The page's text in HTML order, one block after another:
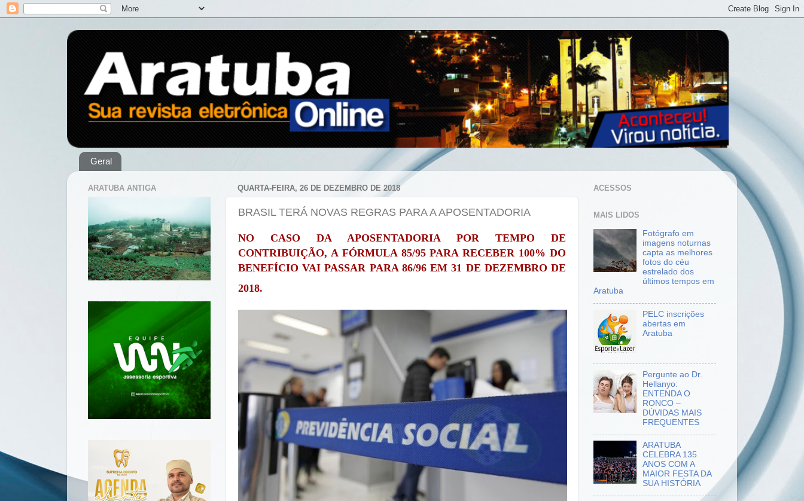
Geral
QUARTA-FEIRA, 26 DE DEZEMBRO DE 2018
BRASIL TERÁ NOVAS REGRAS PARA A APOSENTADORIA
NO CASO DA APOSENTADORIA POR TEMPO DE
CONTRIBUIÇÃO, A FÓRMULA 85/95 PARA RECEBER 100% DO
BENEFÍCIO VAI PASSAR PARA 86/96 EM 31 DE DEZEMBRO DE
2018.
ARATUBA ANTIGA ACESSOS
MAIS LIDOS
Fotógrafo em
imagens noturnas
capta as melhores
fotos do céu
estrelado dos
últimos tempos em
Aratuba
PELC inscrições
abertas em
Aratuba
Pergunte ao Dr.
Hellanyo:
ENTENDA O
RONCO –
DÚVIDAS MAIS
FREQUENTES
ARATUBA
CELEBRA 135
ANOS COM A
MAIOR FESTA DA
SUA HISTÓRIA